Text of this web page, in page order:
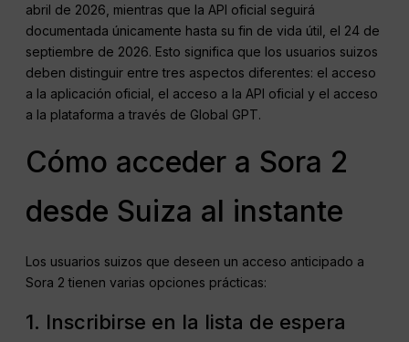
abril de 2026, mientras que la API oficial seguirá
documentada únicamente hasta su fin de vida útil, el 24 de
septiembre de 2026. Esto significa que los usuarios suizos
deben distinguir entre tres aspectos diferentes: el acceso
a la aplicación oficial, el acceso a la API oficial y el acceso
a la plataforma a través de Global GPT.
Cómo acceder a Sora 2
desde Suiza al instante
Los usuarios suizos que deseen un acceso anticipado a
Sora 2 tienen varias opciones prácticas:
1. Inscribirse en la lista de espera